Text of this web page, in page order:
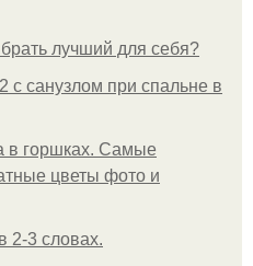
лучший для себя?
с санузлом при спальне в
в горшках. Самые
цветы фото и
2-3 словах.